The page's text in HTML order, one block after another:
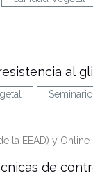
al
Seminario
la EEAD) y Online
de